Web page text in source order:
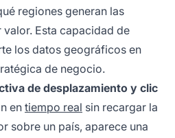
regiones generan las
Esta capacidad de
los datos geográficos en
de negocio.
de desplazamiento y clic
en tiempo real sin recargar la
sobre un país, aparece una